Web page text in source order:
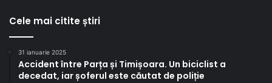
Cele mai citite știri
31 ianuarie 2025
Accident între Parța și Timișoara. Un biciclist a
decedat, iar șoferul este căutat de poliție